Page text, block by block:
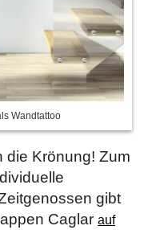
Wandtattoo
die Krönung! Zum
gibt
Caglar auf